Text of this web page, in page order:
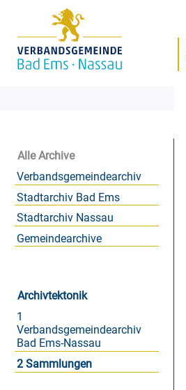
Alle Archive
Verbandsgemeindearchiv
Stadtarchiv Bad Ems
Stadtarchiv Nassau
Gemeindearchive
Archivtektonik
1
Verbandsgemeindearchiv
Bad Ems-Nassau
2 Sammlungen